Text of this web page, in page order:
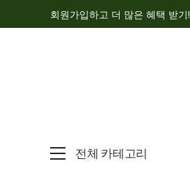
회원가입하고 더 많은 혜택 받기!
전체 카테고리